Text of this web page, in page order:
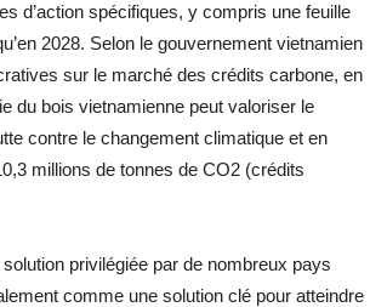
d’action spécifiques, y compris une feuille
2028. Selon le gouvernement vietnamien
sur le marché des crédits carbone, en
du bois vietnamienne peut valoriser le
contre le changement climatique et en
millions de tonnes de CO2 (crédits
privilégiée par de nombreux pays
comme une solution clé pour atteindre